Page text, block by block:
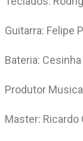
Guitarra: Felipe
Bateria: Cesinha
Produtor
Master: Ricardo